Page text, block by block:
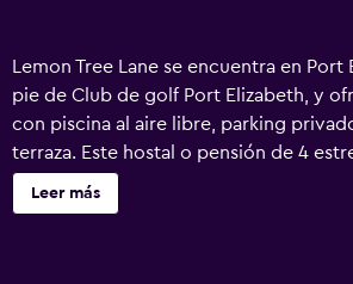
Lemon Tree Lane se encuentra en Port
pie de Club de golf Port Elizabeth, y
con piscina al aire libre, parking
terraza. Este hostal o pensión de 4
de habitaciones, guardaequipaje y wifi
alojamiento libre de humo está a 3,7
Leer más